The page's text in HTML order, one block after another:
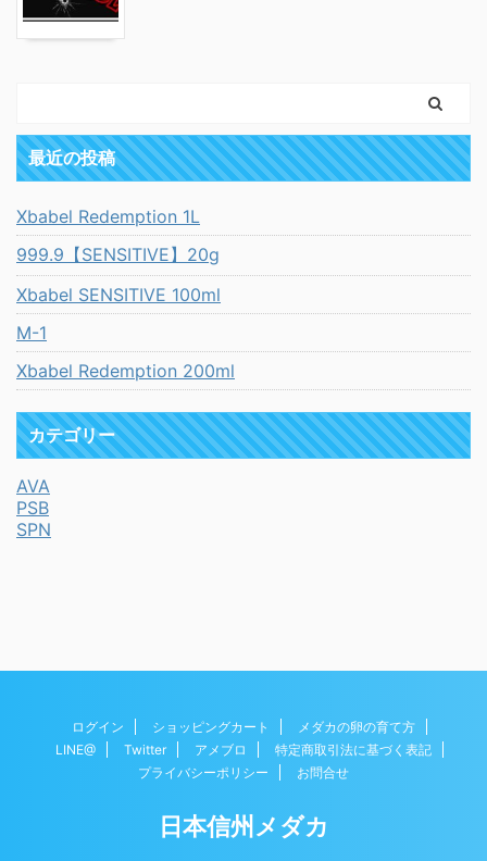
最近の投稿
Xbabel Redemption 1L
999.9【SENSITIVE】20g
Xbabel SENSITIVE 100ml
M-1
Xbabel Redemption 200ml
カテゴリー
AVA
PSB
SPN
ログイン ショッピングカート
メダカの卵の育て方
LINE@
Twitter アメブロ
特定商取引法に基づく表記
プライバシーポリシー
お問合せ
日本信州メダカ